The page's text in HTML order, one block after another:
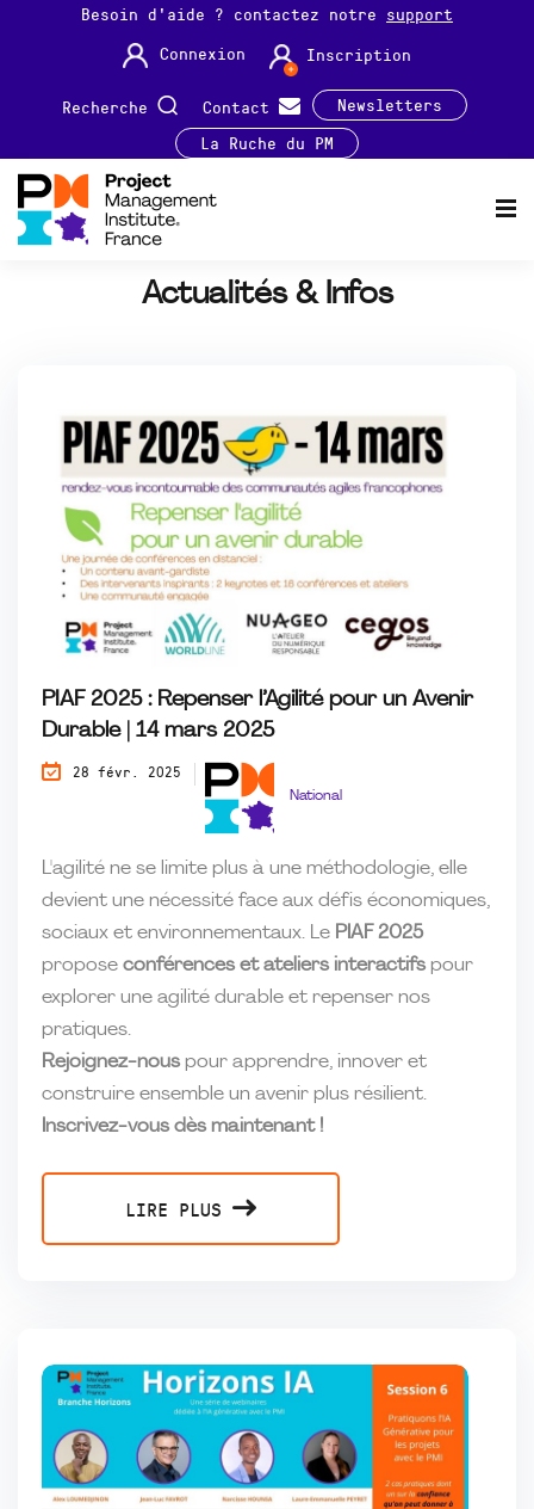
Besoin d'aide ? contactez notre support
Connexion
Inscription
Recherche Contact
Newsletters
La Ruche du PM
Actualités & Infos
PIAF 2025 : Repenser l’Agilité pour un Avenir
Durable | 14 mars 2025
28 févr. 2025
National
L'agilité ne se limite plus à une méthodologie, elle
devient une nécessité face aux défis économiques,
sociaux et environnementaux. Le PIAF 2025
propose conférences et ateliers interactifspour
explorer une agilité durable et repenser nos
pratiques.
Rejoignez-nouspour apprendre, innover et
construire ensemble un avenir plus résilient.
Inscrivez-vous dès maintenant !
LIRE PLUS